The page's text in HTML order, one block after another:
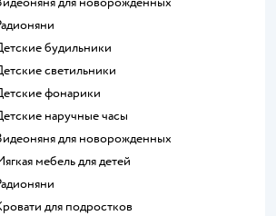
Радионяни
Детские будильники
Детские светильники
Детские фонарики
Детские наручные часы
Видеоняня для новорожденных
Мягкая мебель для детей
Радионяни
Кровати для подростков